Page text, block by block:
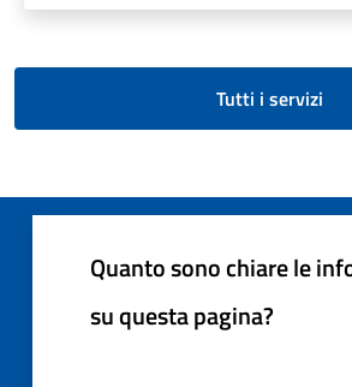
Tutti i servizi
Quanto sono chiare le
su questa pagina?